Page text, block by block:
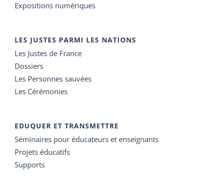
Expositions numériques
LES JUSTES PARMI LES NATIONS
Les Justes de France
Dossiers
Les Personnes sauvées
Les Cérémonies
EDUQUER ET TRANSMETTRE
Séminaires pour éducateurs et enseignants
Projets éducatifs
Supports